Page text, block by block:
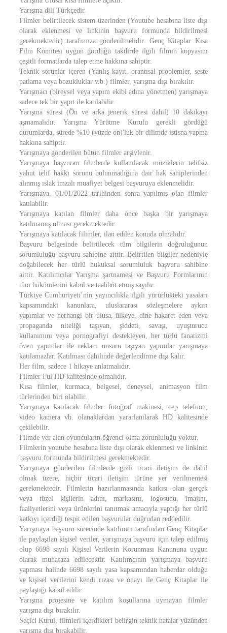
Yarışma dili Türkçedir.
Filmler belirtilecek sistem üzerinden (Youtube hesabına liste dışı
olarak eklenmesi ve linkinin başvuru formunda bildirilmesi
gerekmektedir) tarafımıza gönderilmelidir. Genç Kitaplar Kısa
Film Komitesi uygun gördüğü takdirde ilgili filmin kopyasını
çeşitli formatlarda talep etme hakkına sahiptir.
Teknik sorunlar içeren (Yanlış kayıt, orantısal problemler, seste
patlama veya bozukluklar v.b.) filmler, yarışma dışı bırakılır.
Yarışmacı (bireysel veya yapım ekibi adına yönetmen) yarışmaya
sadece tek bir yapıt ile katılabilir.
Yarışma süresi (Ön ve arka jenerik süresi dahil) 10 dakikayı
aşmamalıdır. Yarışma Yürütme Kurulu gerekli gördüğü
durumlarda, sürede %10 (yüzde on)'luk bir dilimde istisna yapma
hakkına sahiptir.
Yarışmaya gönderilen bütün filmler arşivlenir.
Yarışmaya başvuran filmlerde kullanılacak müziklerin telifsiz
yahut telif hakkı sorunu bulunmadığına dair hak sahiplerinden
alınmış ıslak imzalı muafiyet belgesi başvuruya eklenmelidir.
Yarışmaya, 01/01/2022 tarihinden sonra yapılmış olan filmler
katılabilir.
Yarışmaya katılan filmler daha önce başka bir yarışmaya
katılmamış olması gerekmektedir.
Yarışmaya katılacak filimler, ilan edilen konuda olmalıdır.
Başvuru belgesinde belirtilecek tüm bilgilerin doğruluğunun
sorumluluğu başvuru sahibine aittir. Belirtilen bilgiler nedeniyle
doğabilecek her türlü hukuksal sorumluluk başvuru sahibine
aittir. Katılımcılar Yarışma şartnamesi ve Başvuru Formlarının
tüm hükümlerini kabul ve taahhüt etmiş sayılır.
Türkiye Cumhuriyeti’nin yayıncılıkla ilgili yürürlükteki yasaları
kapsamındaki kanunlara, uluslararası sözleşmelere aykırı
yapımlar ve herhangi bir ulusa, ülkeye, dine hakaret eden veya
propaganda niteliği taşıyan, şiddeti, savaşı, uyuşturucu
kullanımını veya pornografiyi destekleyen, her türlü fanatizmi
öven yapımlar ile reklam unsuru taşıyan yapımlar yarışmaya
katılamazlar. Katılması dahilinde değerlendirme dışı kalır.
Her film, sadece 1 hikaye anlatmalıdır.
Filmler Ful HD kalitesinde olmalıdır.
Kısa filmler, kurmaca, belgesel, deneysel, animasyon film
türlerinden biri olabilir.
Yarışmaya katılacak filmler fotoğraf makinesi, cep telefonu,
video kamera vb. olanaklardan yararlanılarak HD kalitesinde
çekilebilir.
Filmde yer alan oyuncuların öğrenci olma zorunluluğu yoktur.
Filmlerin youtube hesabına liste dışı olarak eklenmesi ve linkinin
başvuru formunda bildirilmesi gerekmektedir.
Yarışmaya gönderilen filmlerde gizli ticari iletişim de dahil
olmak üzere, hiçbir ticari iletişim türüne yer verilmemesi
gerekmektedir. Filmlerin hazırlanmasında katkısı olan gerçek
veya tüzel kişilerin adını, markasını, logosunu, imajını,
faaliyetlerini veya ürünlerini tanıtmak amacıyla yaptığı her türlü
katkıyı içerdiği tespit edilen başvurular doğrudan reddedilir.
Yarışmaya başvuru sürecinde katılımcı tarafından Genç Kitaplar
ile paylaşılan kişisel veriler, yarışmaya başvuru için talep edilmiş
olup 6698 sayılı Kişisel Verilerin Korunması Kanununa uygun
olarak muhafaza edilecektir. Katılımcının yarışmaya başvuru
yapması halinde 6698 sayılı yasa kapsamından haberdar olduğu
ve kişisel verilerini kendi rızası ve onayı ile Genç Kitaplar ile
paylaştığı kabul edilir.
Yarışma projesine ve katılım koşullarına uymayan filmler
yarışma dışı bırakılır.
Seçici Kurul, filmleri içerdikleri belirgin teknik hatalar yüzünden
yarışma dışı bırakabilir.